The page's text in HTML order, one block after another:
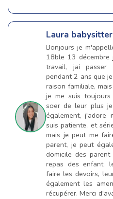
Laura
Bonjours je
18ble 13
travail, jai passer
pendant 2 ans que
raison familiale,
je me suis
soer de leur plus
également, j'adore
suis patiente, et
mais je peut me
parent, je peut
domicile des
repas des enfant,
faire les devoirs,
également les
récupérer. Merci